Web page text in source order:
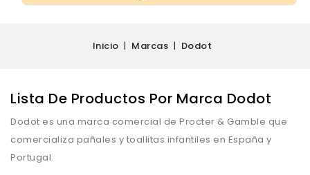
Inicio Marcas Dodot
Lista De Productos Por Marca Dodot
Dodot es una marca comercial de Procter & Gamble que
comercializa pañales y toallitas infantiles en España y
Portugal.